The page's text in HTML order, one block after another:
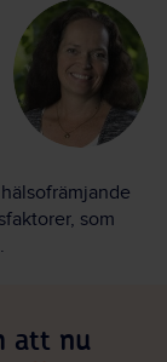
som
att nu